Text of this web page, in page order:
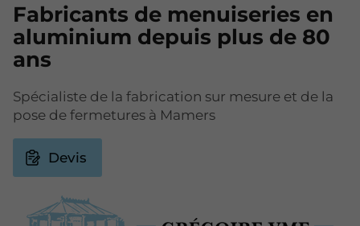
Fabricants de menuiseries en
aluminium depuis plus de 80
ans
Spécialiste de la fabrication sur mesure et de la
pose de fermetures à Mamers
Devis